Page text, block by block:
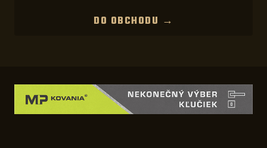
DO OBCHODU →